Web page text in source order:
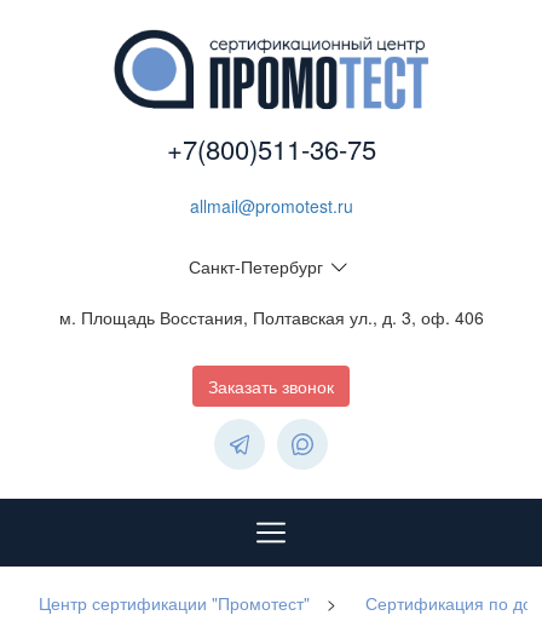
+7(800)511-36-75
allmail@promotest.ru
Санкт-Петербург
м. Площадь Восстания, Полтавская ул., д. 3, оф. 406
Заказать звонок
Центр сертификации "Промотест" > Сертификация по